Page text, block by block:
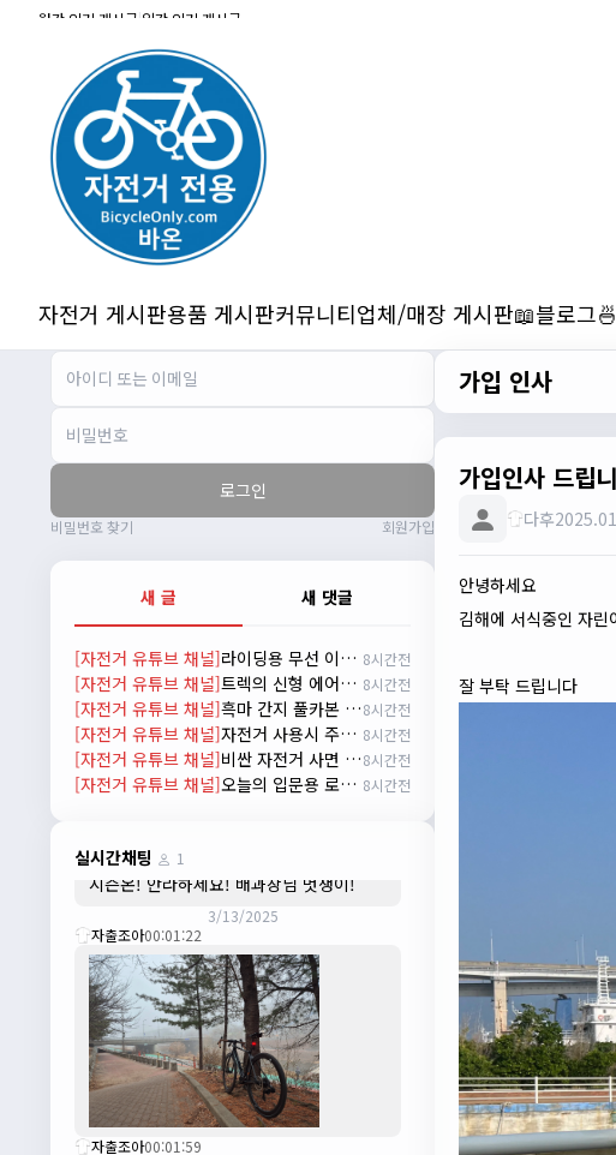
월간 인기 게시글|일간 인기 게시글
자전거 게시판용품 게시판커뮤니티업체/매장 게시판📖블로그
로그인
비밀번호 찾기 회원가입
새 글 새 댓글
[자전거 유튜브 채널] 라이딩용 무선 이어폰 추천! / 와피크 RS3 리뷰 8시간전
[자전거 유튜브 채널] 트렉의 신형 에어로 로드자전거 마돈 SLR 9 실물 리뷰 8시간전
[자전거 유튜브 채널] 흑마 간지 풀카본 올라운드 로드 자전거 가성비 2021 메리다 스컬트라 4000/105구동계 유압식 디스크 브레이크8시간전
[자전거 유튜브 채널] 자전거 사용시 주의사항 8시간전
[자전거 유튜브 채널] 비싼 자전거 사면 좋은 이유!8시간전
[자전거 유튜브 채널] 오늘의 입문용 로드자전거 추천! / 자바 라피다 8시간전
실시간채팅 1
잔차나라 화이팅!!
감사합니다 파이팅!!!!
2/14/2025
서준22:03:11
저 첫 로드로 힉스 바버비 살려하는데 괜찮
나요?
2/16/2025
자출조아15:14:23
시즌온 하신 분들 모두 안라하세요~~
서준 20:17:55
시즌온이랑 안라가 몬가요?
진우 01:50:08
시즌온은 시즌이 시작됬다는거고 안라는
안전한 라이딩으로 알고있습니다
자출조아03:19:07
시즌이 곧 다가오네요 ^^ 모두 안전한 라이
딩 하시기 바랍니다
자출조아18:44:23
넵!! 잔차나라도 시즌온과 함께 바쁜 하루
하루 보내세요~~
3/1/2025
자출조아08:54:33
수도권은 3.1절 연휴 비소식...ㅠ ㅠ
JIWOON23:26:13
시즌온! 안라하세요! 배과장님 멋쟁이!
3/13/2025
자출조아00:01:22
자출조아00:01:59
가입 인사
가입인사 드립
다후
안녕하세요
김해에 서식중인 자
잘 부탁 드립니다